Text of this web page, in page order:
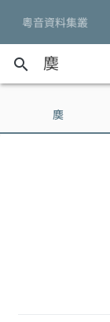
粵音資料集叢
search
䴠